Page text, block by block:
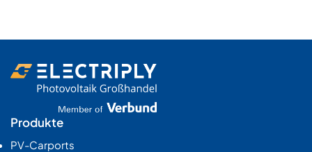
Produkte
PV-Carports